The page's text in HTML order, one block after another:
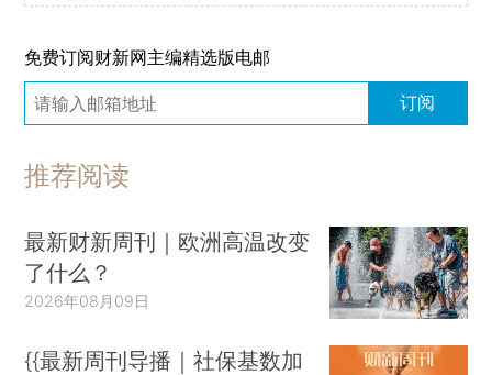
免费订阅财新网主编精选版电邮
订阅
推荐阅读
最新财新周刊｜欧洲高温改变
了什么？
2026年08月09日
{{最新周刊导播｜社保基数加